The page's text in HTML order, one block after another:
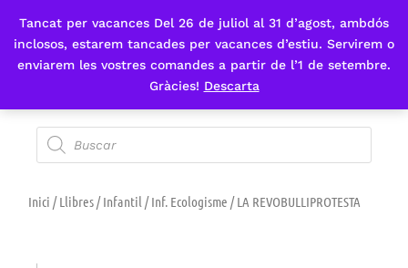
Tancat per vacances Del 26 de juliol al 31 d’agost, ambdós
inclosos, estarem tancades per vacances d’estiu. Servirem o
enviarem les vostres comandes a partir de l’1 de setembre.
Gràcies! Descarta
Fes-te'n sòcia
Inici /Llibres/Infantil /Inf. Ecologisme / LA REVOBULLIPROTESTA